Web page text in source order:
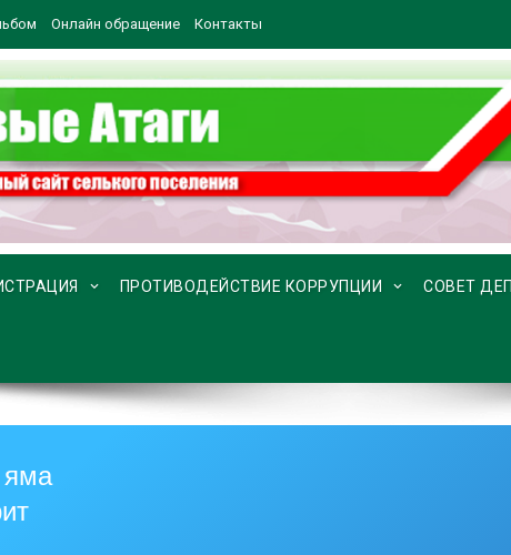
Онлайн обращение Контакты
ПРОТИВОДЕЙСТВИЕ КОРРУПЦИИ СОВЕТ
яма